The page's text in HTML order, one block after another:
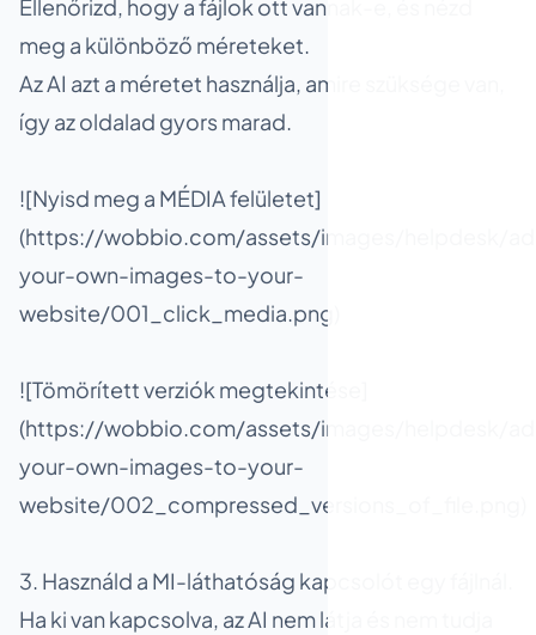
Ellenőrizd, hogy a fájlok ott vannak-e, és nézd
meg a különböző méreteket.
Az AI azt a méretet használja, amire szüksége van,
így az oldalad gyors marad.
![Nyisd meg a MÉDIA felületet]
(https://wobbio.com/assets/images/helpdesk/
your-own-images-to-your-
website/001_click_media.png)
![Tömörített verziók megtekintése]
(https://wobbio.com/assets/images/helpdesk/
your-own-images-to-your-
website/002_compressed_versions_of_file.png)
3. Használd a MI-láthatóság kapcsolót egy fájlnál.
Ha ki van kapcsolva, az AI nem látja és nem tudja